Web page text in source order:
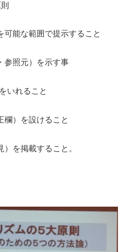
可能な範囲で提示すること
参照元）を示す事
いれること
欄）を設けること
）を掲載すること。